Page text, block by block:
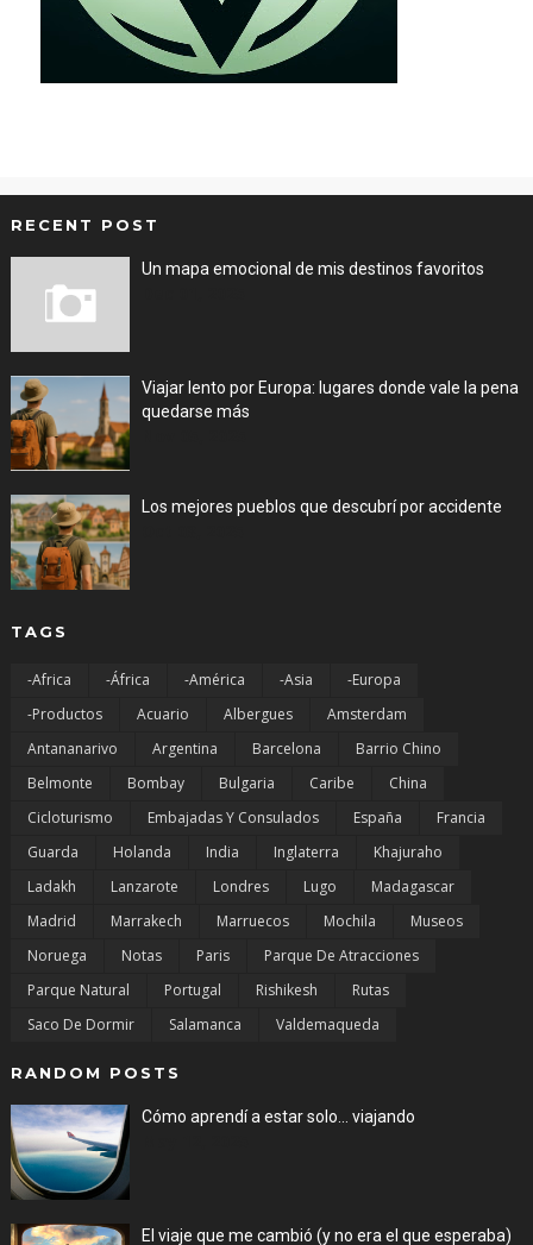
RECENT POST
Un mapa emocional de mis destinos favoritos
Viajar lento por Europa: lugares donde vale la pena
quedarse más
Los mejores pueblos que descubrí por accidente
TAGS
-Africa -África -América -Asia
-Europa
-Productos
Acuario Albergues
Amsterdam
Antananarivo
Argentina Barcelona
Barrio Chino
Belmonte
Bombay Bulgaria Caribe
China
Cicloturismo
Embajadas Y Consulados España
Francia
Guarda
Holanda India Inglaterra
Khajuraho
Ladakh
Lanzarote Londres Lugo
Madagascar
Madrid
Marrakech Marruecos Mochila
Museos
Noruega
Notas Paris
Parque De Atracciones
Parque Natural
Portugal Rishikesh
Rutas
Saco De Dormir
Salamanca Valdemaqueda
RANDOM POSTS
Cómo aprendí a estar solo… viajando
El viaje que me cambió (y no era el que esperaba)